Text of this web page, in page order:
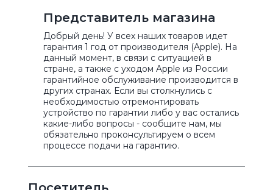
Представитель магазина
Добрый день! У всех наших товаров идет
гарантия 1 год от производителя (Apple). На
данный момент, в связи с ситуацией в
стране, а также с уходом Apple из России
гарантийное обслуживание производится в
других странах. Если вы столкнулись с
необходимостью отремонтировать
устройство по гарантии либо у вас остались
какие-либо вопросы - сообщите нам, мы
обязательно проконсультируем о всем
процессе подачи на гарантию.